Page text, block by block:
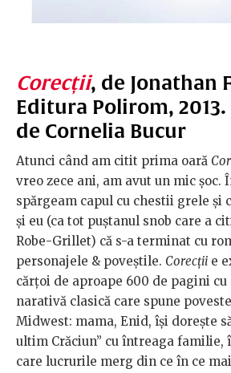
Corecții, de Jonathan
Editura Polirom,
de Cornelia Bucur
Atunci când am citit prima oară
vreo zece ani, am avut un mic șoc.
spărgeam capul cu chestii grele și
și eu (ca tot puștanul snob care a
Robe-Grillet) că s-a terminat cu
personajele & poveștile. Corecții e
cărțoi de aproape 600 de pagini cu
narativă clasică care spune
Midwest: mama, Enid, își dorește
ultim Crăciun” cu întreaga
care lucrurile merg din ce în ce